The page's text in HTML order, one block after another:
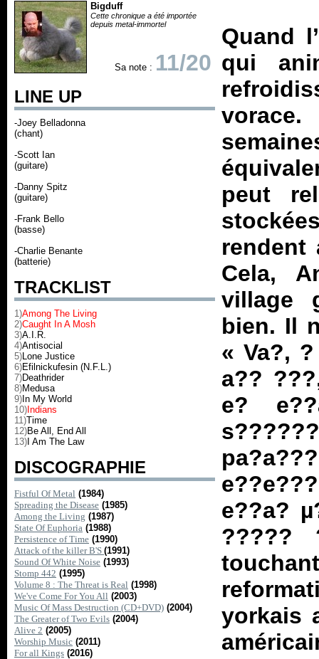
Bigduff
Cette chronique a été importée
depuis metal-immortel
Sa note : 11/20
LINE UP
-Joey Belladonna
(chant)
-Scott Ian
(guitare)
-Danny Spitz
(guitare)
-Frank Bello
(basse)
-Charlie Benante
(batterie)
TRACKLIST
1)Among The Living
2)Caught In A Mosh
3)A.I.R.
4)Antisocial
5)Lone Justice
6)Efilnickufesin (N.F.L.)
7)Deathrider
8)Medusa
9) In My World
10) Indians
11)Time
12)Be All, End All
13) I Am The Law
DISCOGRAPHIE
Fistful Of Metal (1984)
Spreading the Disease (1985)
Among the Living (1987)
State Of Euphoria (1988)
Persistence of Time (1990)
Attack of the killer B'S (1991)
Sound Of White Noise (1993)
Stomp 442 (1995)
Volume 8 : The Threat is Real (1998)
We've Come For You All (2003)
Music Of Mass Destruction (CD+DVD) (2004)
The Greater of Two Evils (2004)
Alive 2 (2005)
Worship Music (2011)
For all Kings (2016)
Quand
qui
peut
rendent
Cela,
village
bien. Il
« Va?,
a??
e?
e??a?
?????
yorkais